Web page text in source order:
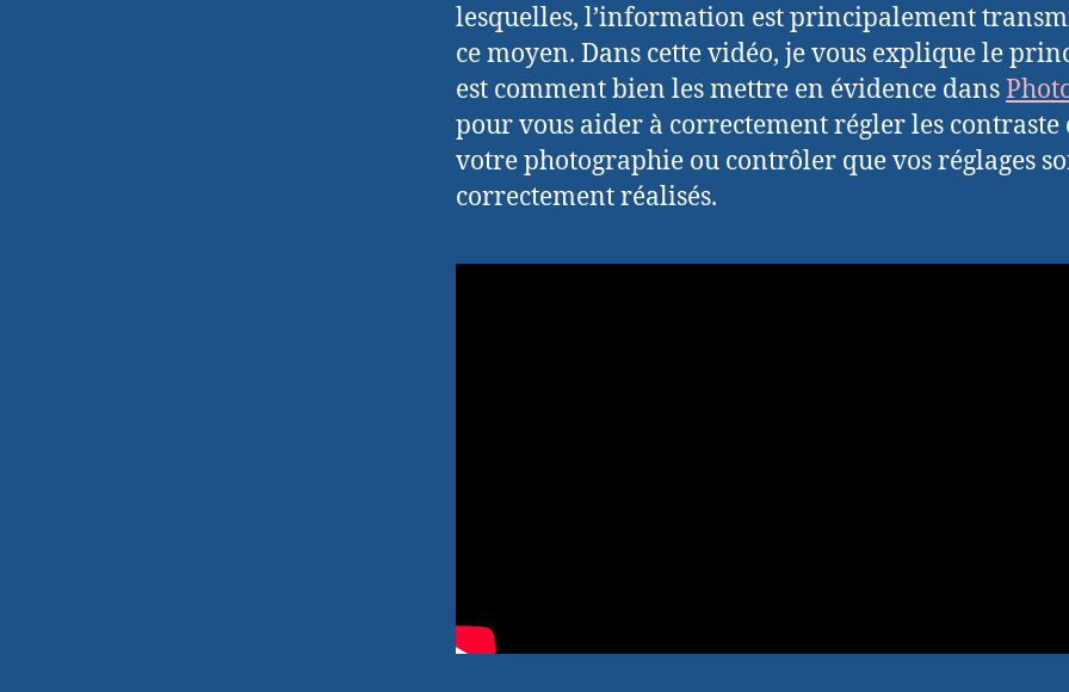
lesquelles, l’information est principalement
ce moyen. Dans cette vidéo, je vous explique le
est comment bien les mettre en évidence dans
pour vous aider à correctement régler les contraste
votre photographie ou contrôler que vos réglages
correctement réalisés.